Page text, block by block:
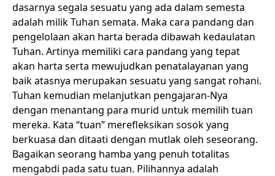
dasarnya segala sesuatu yang ada dalam semesta
adalah milik Tuhan semata. Maka cara pandang dan
pengelolaan akan harta berada dibawah kedaulatan
Tuhan. Artinya memiliki cara pandang yang tepat
akan harta serta mewujudkan penatalayanan yang
baik atasnya merupakan sesuatu yang sangat rohani.
Tuhan kemudian melanjutkan pengajaran-Nya
dengan menantang para murid untuk memilih tuan
mereka. Kata “tuan” merefleksikan sosok yang
berkuasa dan ditaati dengan mutlak oleh seseorang.
Bagaikan seorang hamba yang penuh totalitas
mengabdi pada satu tuan. Pilihannya adalah